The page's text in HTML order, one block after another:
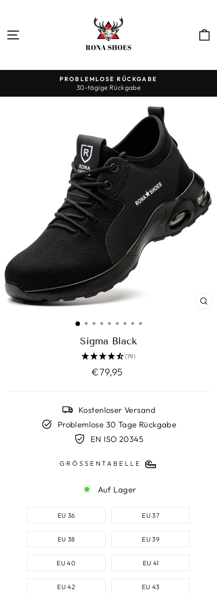
SEITENNAVIGATION
Pause
PROBLEMLOSE RÜCKGABE
30-tägige Rückgabe
Sigma Black
(79)
Normaler
€79,95
Kostenloser Versand
Problemlose 30 Tage Rückgabe
EN ISO 20345
GRÖSSENTABELLE
Auf Lager
SCHUHGRÖSSE
EU 36 EU 37
EU 38 EU 39
EU 40 EU 41
EU 42 EU 43